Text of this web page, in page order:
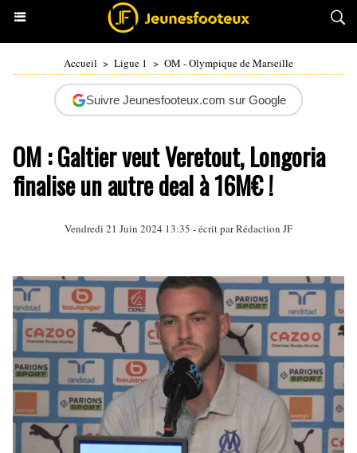
Accueil > Ligue 1 > OM - Olympique de Marseille
Suivre Jeunesfooteux.com sur Google
OM : Galtier veut Veretout, Longoria
finalise un autre deal à 16M€ !
Vendredi 21 Juin 2024 13:35 - écrit par Rédaction JF